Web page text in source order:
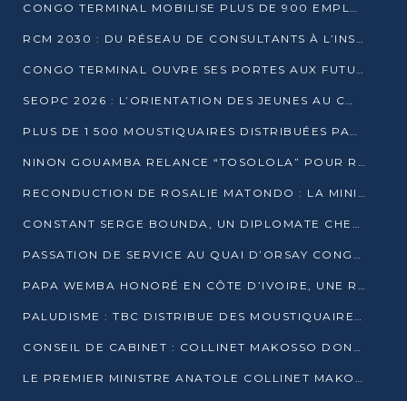
CONGO TERMINAL MOBILISE PLUS DE 900 EMPLOYÉS AUTOUR DE LA SÉCURITÉ AU TRAVAIL
RCM 2030 : DU RÉSEAU DE CONSULTANTS À L’INSTRUMENT DE PUISSANCE EN AFRIQUE FRANCOPHONE
CONGO TERMINAL OUVRE SES PORTES AUX FUTURS INGÉNIEURS AU FORUM DES MÉTIERS D’UCAC-ICAM
SEOPC 2026 : L’ORIENTATION DES JEUNES AU CŒUR DE LA DEUXIÈME ÉDITION
PLUS DE 1 500 MOUSTIQUAIRES DISTRIBUÉES PAR AGL ET CONGO TERMINAL DANS LA LUTTE CONTRE LE PALUDISME
NINON GOUAMBA RELANCE “TOSOLOLA” POUR RENFORCER LE DIALOGUE AVEC LES CITOYENS
RECONDUCTION DE ROSALIE MATONDO : LA MINISTRE PROMET D’ACCÉLÉRER LE TRAITEMENT DES DOSSIERS ET DE RELEVER DE NOUVEAUX DÉFIS
CONSTANT SERGE BOUNDA, UN DIPLOMATE CHEVRONNÉ AUX COMMANDES DES AFFAIRES ÉTRANGÈRES
PASSATION DE SERVICE AU QUAI D’ORSAY CONGOLAIS : GAKOSSO PASSE LE FLAMBEAU À BOUNDA
PAPA WEMBA HONORÉ EN CÔTE D’IVOIRE, UNE RUE PORTE DÉSORMAIS SON NOM
PALUDISME : TBC DISTRIBUE DES MOUSTIQUAIRES DANS DEUX CSI DE BRAZZAVILLE
CONSEIL DE CABINET : COLLINET MAKOSSO DONNE SES DERNIÈRES ORIENTATIONS
LE PREMIER MINISTRE ANATOLE COLLINET MAKOSSO DÉMISSIONNE AVEC SON GOUVERNEMENT